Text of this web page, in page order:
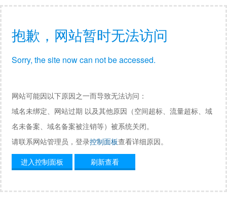
抱歉，网站暂时无法访问
Sorry, the site now can not be accessed.
网站可能因以下原因之一而导致无法访问：
域名未绑定、网站过期 以及其他原因（空间超标、流量超标、域
名未备案、域名备案被注销等）被系统关闭。
请联系网站管理员，登录控制面板查看详细原因。
进入控制面板
刷新查看